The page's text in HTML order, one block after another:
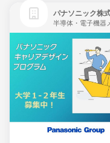
パナソニック株
半導体・電子機器